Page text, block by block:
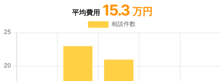
平均費用 15.3 万円